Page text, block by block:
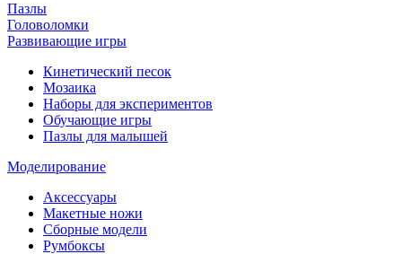
Пазлы
Головоломки
Развивающие игры
Кинетический песок
Мозаика
Наборы для экспериментов
Обучающие игры
Пазлы для малышей
Моделирование
Аксессуары
Макетные ножи
Сборные модели
Румбоксы